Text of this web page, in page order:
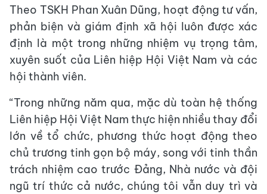
Theo TSKH Phan Xuân Dũng, hoạt động tư vấn,
phản biện và giám định xã hội luôn được xác
định là một trong những nhiệm vụ trọng tâm,
xuyên suốt của Liên hiệp Hội Việt Nam và các
hội thành viên.
“Trong những năm qua, mặc dù toàn hệ thống
Liên hiệp Hội Việt Nam thực hiện nhiều thay đổi
lớn về tổ chức, phương thức hoạt động theo
chủ trương tinh gọn bộ máy, song với tinh thần
trách nhiệm cao trước Đảng, Nhà nước và đội
ngũ trí thức cả nước, chúng tôi vẫn duy trì và